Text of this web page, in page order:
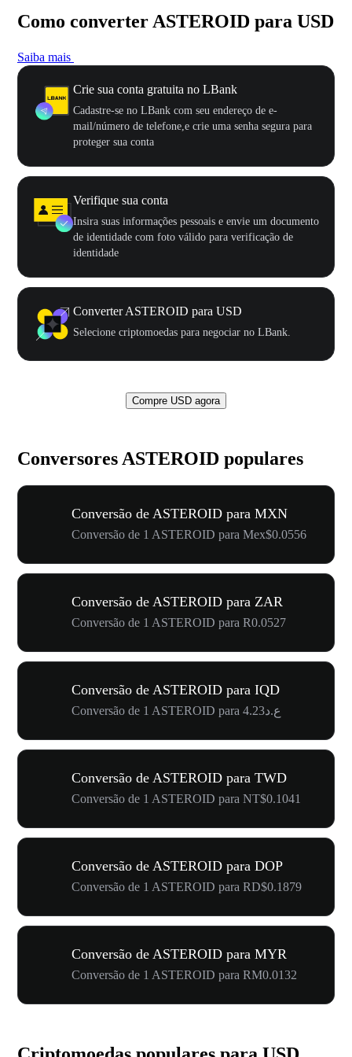
Como converter ASTEROID para USD
Saiba mais
Crie sua conta gratuita no LBank
Cadastre-se no LBank com seu endereço de e-
mail/número de telefone,e crie uma senha segura para
proteger sua conta
Verifique sua conta
Insira suas informações pessoais e envie um documento
de identidade com foto válido para verificação de
identidade
Converter ASTEROID para USD
Selecione criptomoedas para negociar no LBank.
Compre USD agora
Conversores ASTEROID populares
Conversão de ASTEROID para MXN
Conversão de 1 ASTEROID para Mex$0.0556
Conversão de ASTEROID para ZAR
Conversão de 1 ASTEROID para R0.0527
Conversão de ASTEROID para IQD
Conversão de 1 ASTEROID para ع.د4.23
Conversão de ASTEROID para TWD
Conversão de 1 ASTEROID para NT$0.1041
Conversão de ASTEROID para DOP
Conversão de 1 ASTEROID para RD$0.1879
Conversão de ASTEROID para MYR
Conversão de 1 ASTEROID para RM0.0132